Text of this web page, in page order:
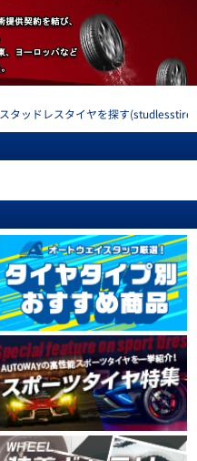
スタッドレスタイヤを探す(studlesstire)